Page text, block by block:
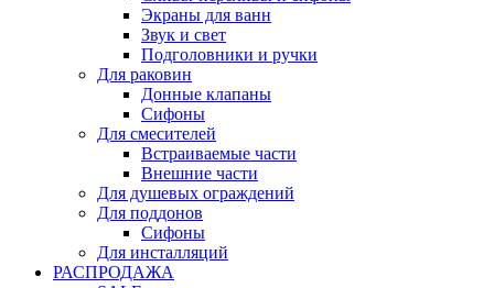
Экраны для ванн
Звук и свет
Подголовники и ручки
Для раковин
Донные клапаны
Сифоны
Для смесителей
Встраиваемые части
Внешние части
Для душевых ограждений
Для поддонов
Сифоны
Для инсталляций
РАСПРОДАЖА